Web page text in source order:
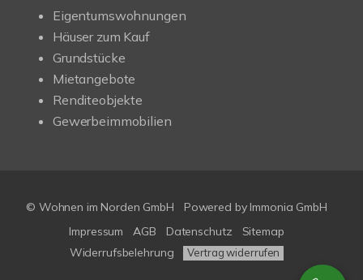
Eigentumswohnungen
Häuser zum Kauf
Grundstücke
Mietangebote
Renditeobjekte
Gewerbeimmobilien
© Wohnen im Norden GmbH Powered by Immonia GmbH
Impressum
AGB Datenschutz
Sitemap
Widerrufsbelehrung
Vertrag widerrufen